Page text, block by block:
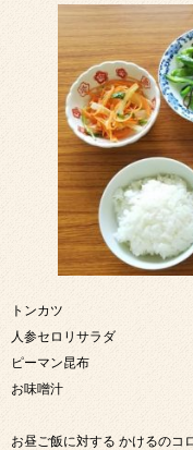
トンカツ
人参セロリサラダ
ピーマン昆布
お味噌汁
お昼ご飯に対する かけるのコ